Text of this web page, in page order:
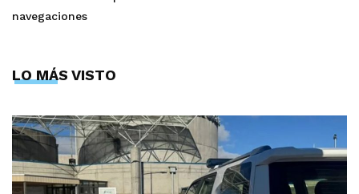
navegaciones
LO MÁS VISTO